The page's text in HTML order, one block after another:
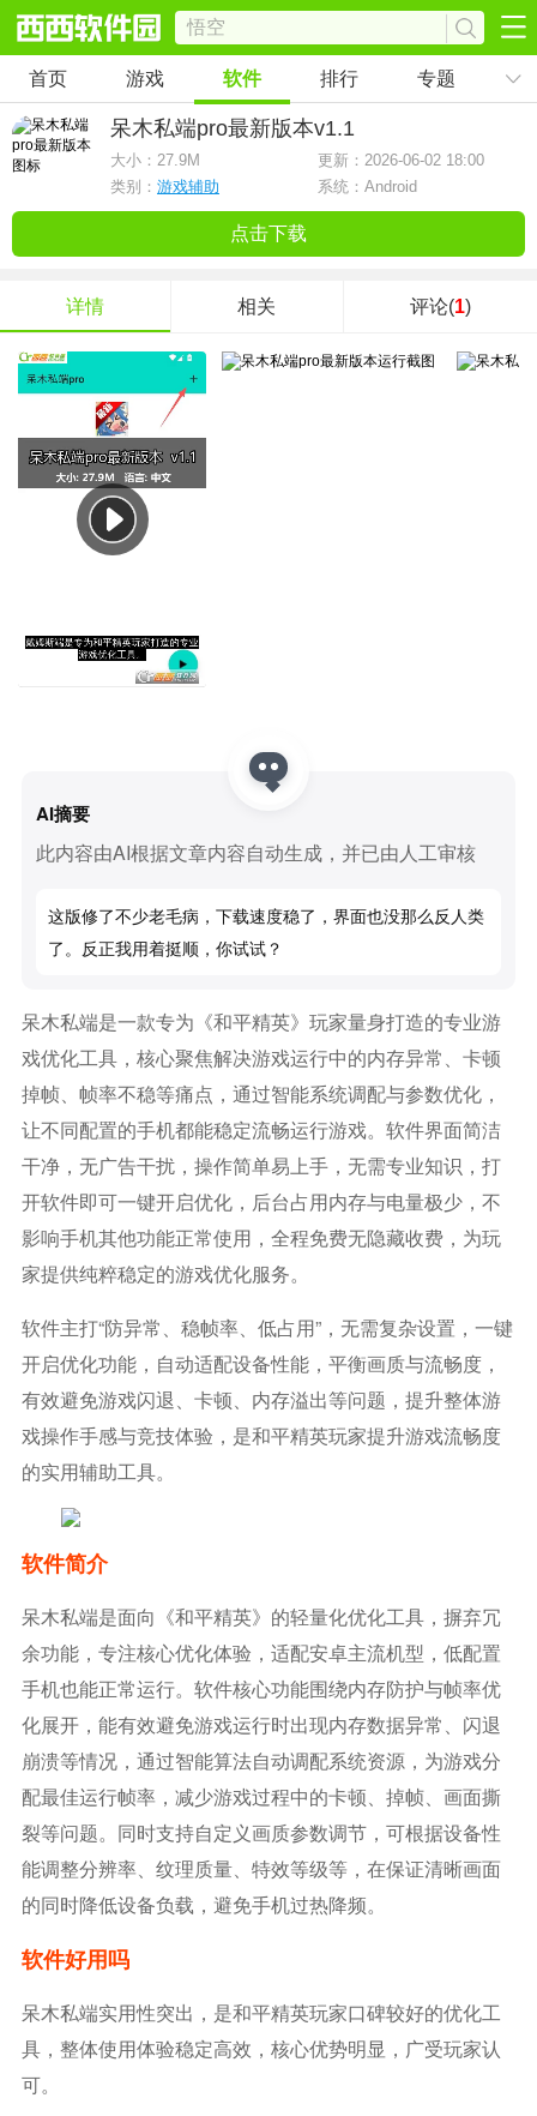
首页 游戏 软件 排行 专题
呆木私端pro最新版本v1.1
大小： 27.9M
更新：2026-06-02 18:00
类别： 游戏辅助 系统：Android
点击下载
详情 相关 评论(1)
AI摘要
此内容由AI根据文章内容自动生成，并已由人工审核
这版修了不少老毛病，下载速度稳了，界面也没那么反人类
了。反正我用着挺顺，你试试？
呆木私端是一款专为《和平精英》玩家量身打造的专业游
戏优化工具，核心聚焦解决游戏运行中的内存异常、卡顿
掉帧、帧率不稳等痛点，通过智能系统调配与参数优化，
让不同配置的手机都能稳定流畅运行游戏。软件界面简洁
干净，无广告干扰，操作简单易上手，无需专业知识，打
开软件即可一键开启优化，后台占用内存与电量极少，不
影响手机其他功能正常使用，全程免费无隐藏收费，为玩
家提供纯粹稳定的游戏优化服务。
软件主打“防异常、稳帧率、低占用”，无需复杂设置，一键
开启优化功能，自动适配设备性能，平衡画质与流畅度，
有效避免游戏闪退、卡顿、内存溢出等问题，提升整体游
戏操作手感与竞技体验，是和平精英玩家提升游戏流畅度
的实用辅助工具。
软件简介
呆木私端是面向《和平精英》的轻量化优化工具，摒弃冗
余功能，专注核心优化体验，适配安卓主流机型，低配置
手机也能正常运行。软件核心功能围绕内存防护与帧率优
化展开，能有效避免游戏运行时出现内存数据异常、闪退
崩溃等情况，通过智能算法自动调配系统资源，为游戏分
配最佳运行帧率，减少游戏过程中的卡顿、掉帧、画面撕
裂等问题。同时支持自定义画质参数调节，可根据设备性
能调整分辨率、纹理质量、特效等级等，在保证清晰画面
的同时降低设备负载，避免手机过热降频。
软件好用吗
呆木私端实用性突出，是和平精英玩家口碑较好的优化工
具，整体使用体验稳定高效，核心优势明显，广受玩家认
可。